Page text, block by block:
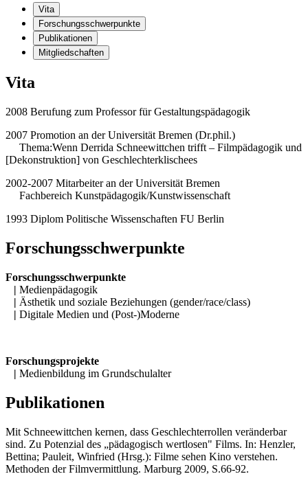
Vita
Forschungsschwerpunkte
Publikationen
Mitgliedschaften
Vita
2008 Berufung zum Professor für Gestaltungspädagogik
2007 Promotion an der Universität Bremen (Dr.phil.)
Thema:Wenn Derrida Schneewittchen trifft – Filmpädagogik und
[Dekonstruktion] von Geschlechterklischees
2002-2007 Mitarbeiter an der Universität Bremen
Fachbereich Kunstpädagogik/Kunstwissenschaft
1993 Diplom Politische Wissenschaften FU Berlin
Forschungsschwerpunkte
Forschungsschwerpunkte
| Medienpädagogik
| Ästhetik und soziale Beziehungen (gender/race/class)
| Digitale Medien und (Post-)Moderne
Forschungsprojekte
| Medienbildung im Grundschulalter
Publikationen
Mit Schneewittchen kernen, dass Geschlechterrollen veränderbar
sind. Zu Potenzial des „pädagogisch wertlosen" Films. In: Henzler,
Bettina; Pauleit, Winfried (Hrsg.): Filme sehen Kino verstehen.
Methoden der Filmvermittlung. Marburg 2009, S.66-92.